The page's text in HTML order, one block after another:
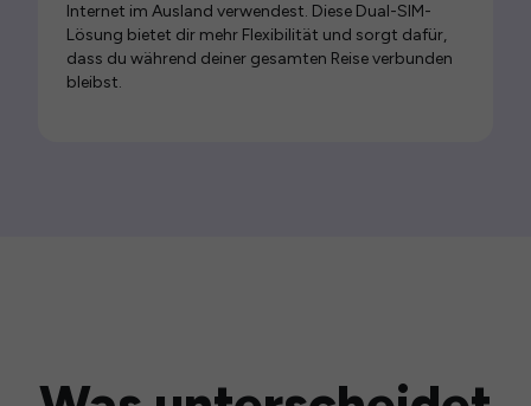
Internet im Ausland verwendest. Diese Dual-SIM-
Lösung bietet dir mehr Flexibilität und sorgt dafür,
dass du während deiner gesamten Reise verbunden
bleibst.